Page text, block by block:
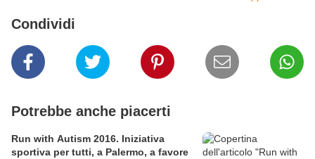
Condividi
Potrebbe anche piacerti
Run with Autism 2016. Iniziativa
sportiva per tutti, a Palermo, a favore